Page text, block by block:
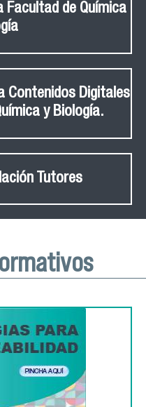
Facultad de Química
Contenidos Digitales
y Biología.
Tutores